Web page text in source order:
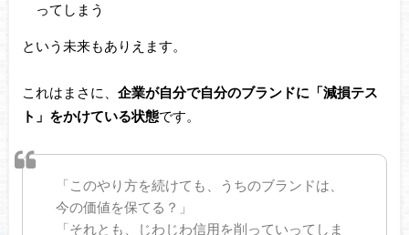
ってしまう
という未来もありえます。
これはまさに、 企業が自分で自分のブランドに「減損テス
ト」をかけている状態です。
「このやり方を続けても、うちのブランドは、
今の価値を保てる？」
「それとも、じわじわ信用を削っていってしま